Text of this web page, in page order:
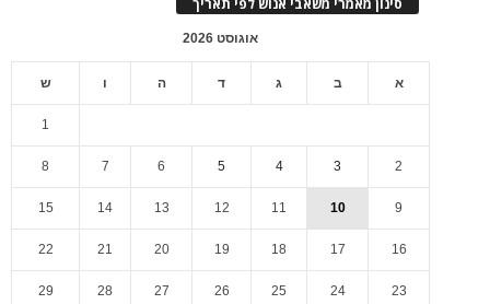
אוגוסט 2026
א ב ג ד ה ו ש
1
2
3
4
5
6
7
8
9
10
11
12
13
14
15
16
17
18
19
20
21
22
23
24
25
26
27
28
29